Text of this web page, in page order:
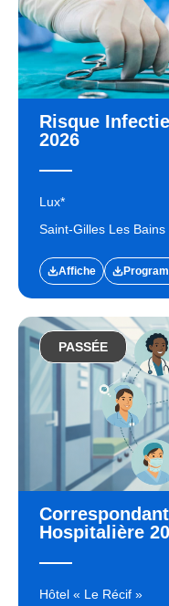
Risque
2026
Lux*
Saint-Gilles Les Bains
Affiche
PASSÉE
Hospitalière
Hôtel « Le Récif »